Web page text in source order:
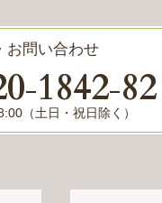
お問い合わせ
-1842-82
（土日・祝日除く）